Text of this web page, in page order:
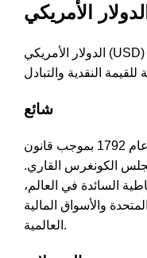
الدولار الأمريكي
الدولار الأمريكي (USD) هو العملة الرسمية للولايات المتحدة
شائع
تم تأسيس الدولار الأمريكي في عام 1792 بموجب قانون
الكونغرس القاري.
السائدة في العالم،
والأسواق المالية
العالمية.